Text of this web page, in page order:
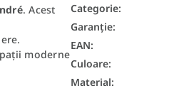
. Acest
moderne
Categorie:
Garanţie:
EAN:
Culoare:
Material: